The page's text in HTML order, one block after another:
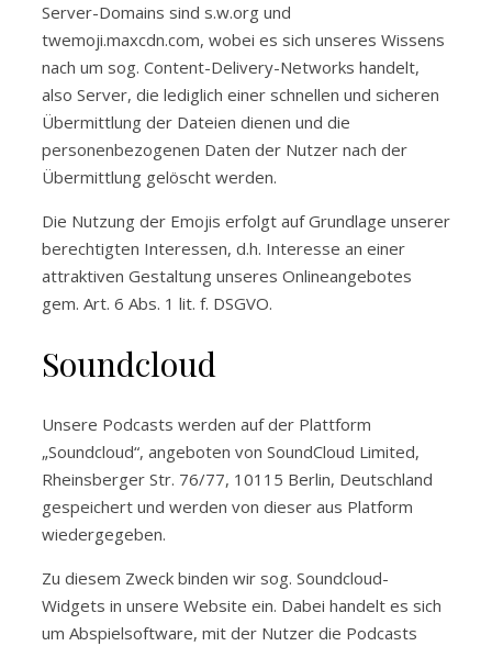
Server-Domains sind s.w.org und
twemoji.maxcdn.com, wobei es sich unseres Wissens
nach um sog. Content-Delivery-Networks handelt,
also Server, die lediglich einer schnellen und sicheren
Übermittlung der Dateien dienen und die
personenbezogenen Daten der Nutzer nach der
Übermittlung gelöscht werden.
Die Nutzung der Emojis erfolgt auf Grundlage unserer
berechtigten Interessen, d.h. Interesse an einer
attraktiven Gestaltung unseres Onlineangebotes
gem. Art. 6 Abs. 1 lit. f. DSGVO.
Soundcloud
Unsere Podcasts werden auf der Plattform
„Soundcloud“, angeboten von SoundCloud Limited,
Rheinsberger Str. 76/77, 10115 Berlin, Deutschland
gespeichert und werden von dieser aus Platform
wiedergegeben.
Zu diesem Zweck binden wir sog. Soundcloud-
Widgets in unsere Website ein. Dabei handelt es sich
um Abspielsoftware, mit der Nutzer die Podcasts